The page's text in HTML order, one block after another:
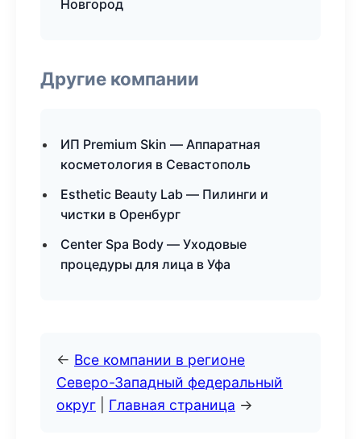
Новгород
Другие компании
ИП Premium Skin — Аппаратная
косметология в Севастополь
Esthetic Beauty Lab — Пилинги и
чистки в Оренбург
Center Spa Body — Уходовые
процедуры для лица в Уфа
← Все компании в регионе
Северо-Западный федеральный
округ
Главная страница →